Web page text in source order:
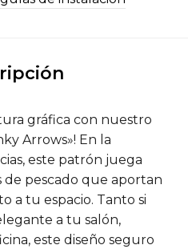
gráfica con nuestro
Arrows»! En la
este patrón juega
de pescado que aportan
a tu espacio. Tanto si
a tu salón,
este diseño seguro